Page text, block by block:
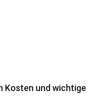
Kosten und wichtige